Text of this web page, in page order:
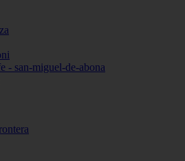
- san-miguel-de-abona